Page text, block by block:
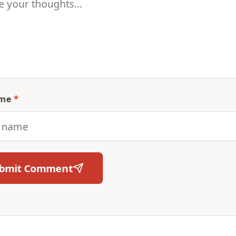
*
Comment